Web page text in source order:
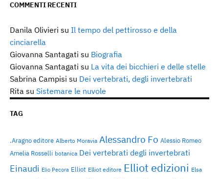
COMMENTI RECENTI
Danila Olivieri su Il tempo del pettirosso e della
cinciarella
Giovanna Santagati su Biografia
Giovanna Santagati su La vita dei bicchieri e delle stelle
Sabrina Campisi su Dei vertebrati, degli invertebrati
Rita su Sistemare le nuvole
TAG
.Aragno editore Alberto Moravia Alessandro Fo Alessio Romeo
Amelia Rosselli botanica Dei vertebrati degli invertebrati
Einaudi Elio Pecora Elliot Elliot editore Elliot edizioni Elsa